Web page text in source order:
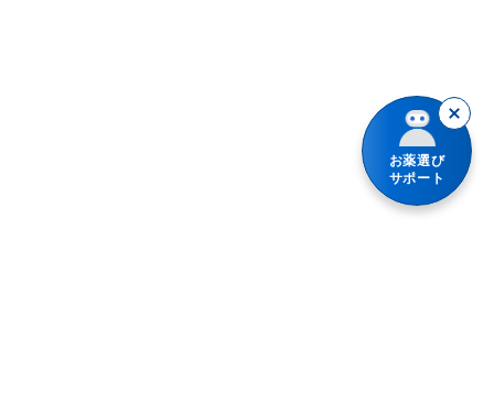
お薬選び
サポート